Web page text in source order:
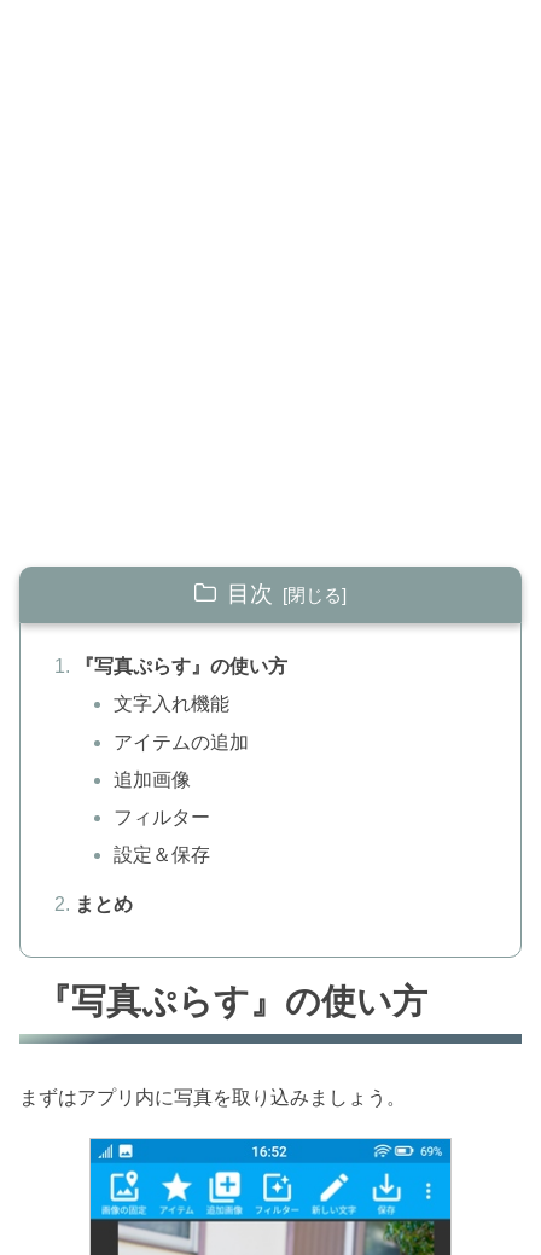
目次
『写真ぷらす』の使い方
文字入れ機能
アイテムの追加
追加画像
フィルター
設定＆保存
まとめ
『写真ぷらす』の使い方
まずはアプリ内に写真を取り込みましょう。